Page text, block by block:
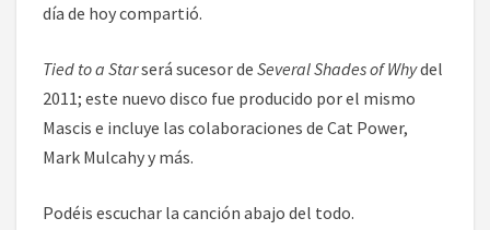
día de hoy compartió.
Tied to a Starserá sucesor de Several Shades of Whydel
2011; este nuevo disco fue producido por el mismo
Mascis e incluye las colaboraciones de Cat Power,
Mark Mulcahy y más.
Podéis escuchar la canción abajo del todo.